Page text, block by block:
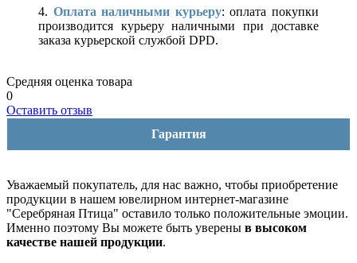
4. Оплата наличными курьеру: оплата покупки
производится курьеру наличными при доставке
заказа курьерской службой DPD.
Средняя оценка товара
0
Оставить отзыв
Гарантия
Уважаемый покупатель, для нас важно, чтобы приобретение
продукции в нашем ювелирном интернет-магазине
"Серебряная Птица" оставило только положительные эмоции.
Именно поэтому Вы можете быть уверены в высоком
качестве нашей продукции.